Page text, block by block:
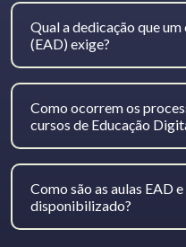
Qual a dedicação que
(EAD) exige?
Como ocorrem os
cursos de Educação
Como são as aulas EAD
disponibilizado?